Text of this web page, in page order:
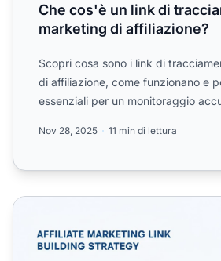
Che cos'è un link di
marketing di affiliazione?
Scopri cosa sono i link di
di affiliazione, come funzionano e
essenziali per un monitoraggio
Nov 28, 2025 11 min di lettura
Come tracciare efficacemente i